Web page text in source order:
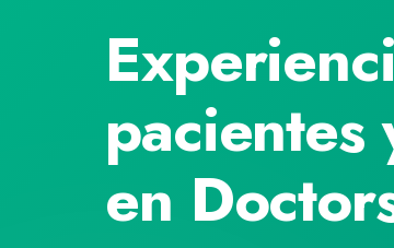
pacientes
en